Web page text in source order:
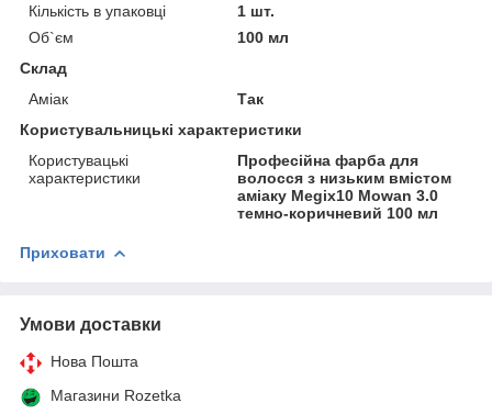
Кількість в упаковці
1 шт.
Об`єм
100 мл
Склад
Аміак
Так
Користувальницькі характеристики
Користувацькі
характеристики
Професійна фарба для
волосся з низьким вмістом
аміаку Megix10 Mowan 3.0
темно-коричневий 100 мл
Приховати
Умови доставки
Нова Пошта
Магазини Rozetka